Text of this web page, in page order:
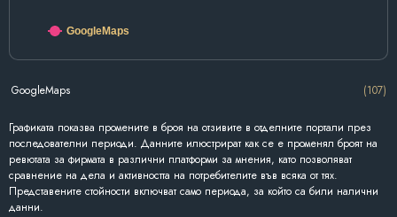
GoogleMaps
GoogleMaps (107)
Графиката показва промените в броя на отзивите в отделните портали през
последователни периоди. Данните илюстрират как се е променял броят на
ревютата за фирмата в различни платформи за мнения, като позволяват
сравнение на дела и активността на потребителите във всяка от тях.
Представените стойности включват само периода, за който са били налични
данни.